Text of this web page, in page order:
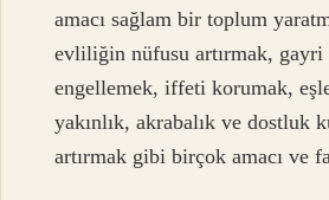
amacı sağlam bir toplum
evliliğin nüfusu artırmak,
engellemek, iffeti korumak,
yakınlık, akrabalık ve dostluk
artırmak gibi birçok amacı ve